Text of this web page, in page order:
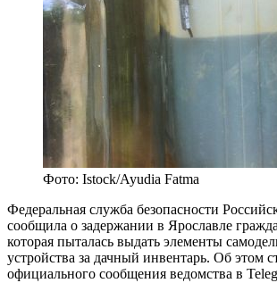
Фото: Istock/Ayudia Fatma
Федеральная служба безопасности
сообщила о задержании в Ярославле
которая пыталась выдать элементы
устройства за дачный инвентарь. Об этом
официального сообщения ведомства в